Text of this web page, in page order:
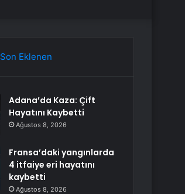
Son Eklenen
Adana’da Kaza: Çift
Hayatını Kaybetti
Ağustos 8, 2026
Fransa’daki yangınlarda
4 itfaiye eri hayatını
kaybetti
Ağustos 8, 2026